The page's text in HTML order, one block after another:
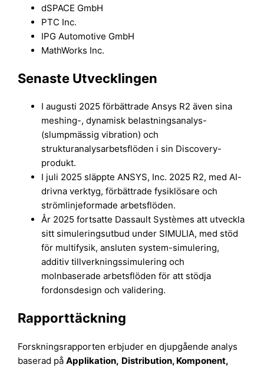
dSPACE GmbH
PTC Inc.
IPG Automotive GmbH
MathWorks Inc.
Senaste Utvecklingen
I augusti 2025 förbättrade Ansys R2 även sina
meshing-, dynamisk belastningsanalys-
(slumpmässig vibration) och
strukturanalysarbetsflöden i sin Discovery-
produkt.
I juli 2025 släppte ANSYS, Inc. 2025 R2, med AI-
drivna verktyg, förbättrade fysiklösare och
strömlinjeformade arbetsflöden.
År 2025 fortsatte Dassault Systèmes att utveckla
sitt simuleringsutbud under SIMULIA, med stöd
för multifysik, ansluten system-simulering,
additiv tillverkningssimulering och
molnbaserade arbetsflöden för att stödja
fordonsdesign och validering.
Rapporttäckning
Forskningsrapporten erbjuder en djupgående analys
baserad påApplikation, Distribution, Komponent,